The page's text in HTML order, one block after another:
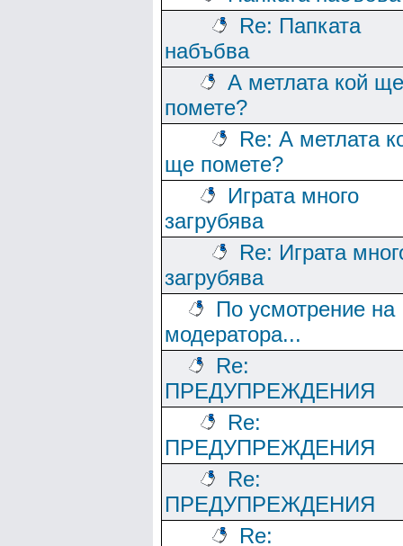
Re: Папката
набъбва
А метлата кой ще
помете?
Re: А метлата
ще помете?
Играта много
загрубява
Re: Играта
загрубява
По усмотрение на
модератора...
Re:
ПРЕДУПРЕЖДЕНИЯ
Re:
ПРЕДУПРЕЖДЕНИЯ
Re:
ПРЕДУПРЕЖДЕНИЯ
Re: